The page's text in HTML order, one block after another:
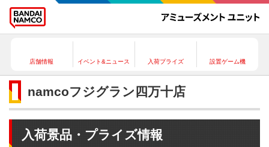
店舗情報 イベント&ニュース 入荷プライズ 設置ゲーム機
namcoフジグラン四万十店
入荷景品・プライズ情報